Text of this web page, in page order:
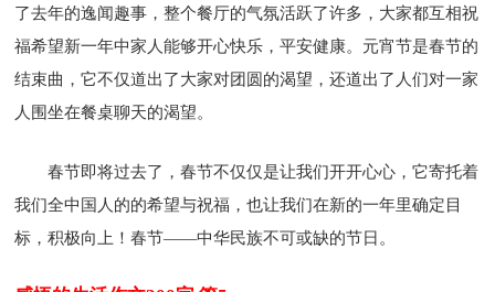
了去年的逸闻趣事，整个餐厅的气氛活跃了许多，大家都互相祝
福希望新一年中家人能够开心快乐，平安健康。元宵节是春节的
结束曲，它不仅道出了大家对团圆的渴望，还道出了人们对一家
人围坐在餐桌聊天的渴望。
春节即将过去了，春节不仅仅是让我们开开心心，它寄托着
我们全中国人的的希望与祝福，也让我们在新的一年里确定目
标，积极向上！春节——中华民族不可或缺的节日。